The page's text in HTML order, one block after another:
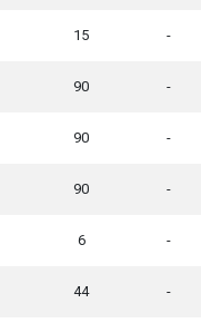
15 -
90 -
90 -
90 -
6 -
44 -